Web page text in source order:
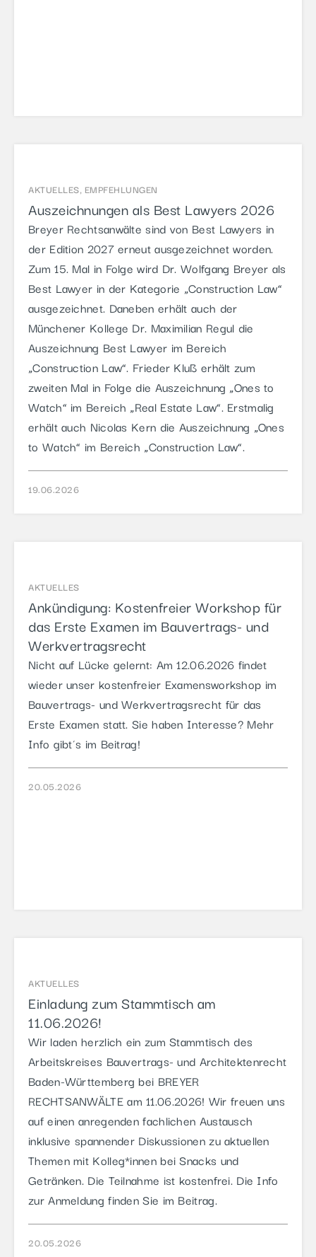
AKTUELLES, EMPFEHLUNGEN
Auszeichnungen als Best Lawyers 2026
Breyer Rechtsanwälte sind von Best Lawyers in
der Edition 2027 erneut ausgezeichnet worden.
Zum 15. Mal in Folge wird Dr. Wolfgang Breyer als
Best Lawyer in der Kategorie „Construction Law“
ausgezeichnet. Daneben erhält auch der
Münchener Kollege Dr. Maximilian Regul die
Auszeichnung Best Lawyer im Bereich
„Construction Law“. Frieder Kluß erhält zum
zweiten Mal in Folge die Auszeichnung „Ones to
Watch“ im Bereich „Real Estate Law“. Erstmalig
erhält auch Nicolas Kern die Auszeichnung „Ones
to Watch“ im Bereich „Construction Law“.
19.06.2026
AKTUELLES
Ankündigung: Kostenfreier Workshop für
das Erste Examen im Bauvertrags- und
Werkvertragsrecht
Nicht auf Lücke gelernt: Am 12.06.2026 findet
wieder unser kostenfreier Examensworkshop im
Bauvertrags- und Werkvertragsrecht für das
Erste Examen statt. Sie haben Interesse? Mehr
Info gibt´s im Beitrag!
20.05.2026
AKTUELLES
Einladung zum Stammtisch am
11.06.2026!
Wir laden herzlich ein zum Stammtisch des
Arbeitskreises Bauvertrags- und Architektenrecht
Baden-Württemberg bei BREYER
RECHTSANWÄLTE am 11.06.2026! Wir freuen uns
auf einen anregenden fachlichen Austausch
inklusive spannender Diskussionen zu aktuellen
Themen mit Kolleg*innen bei Snacks und
Getränken. Die Teilnahme ist kostenfrei. Die Info
zur Anmeldung finden Sie im Beitrag.
20.05.2026